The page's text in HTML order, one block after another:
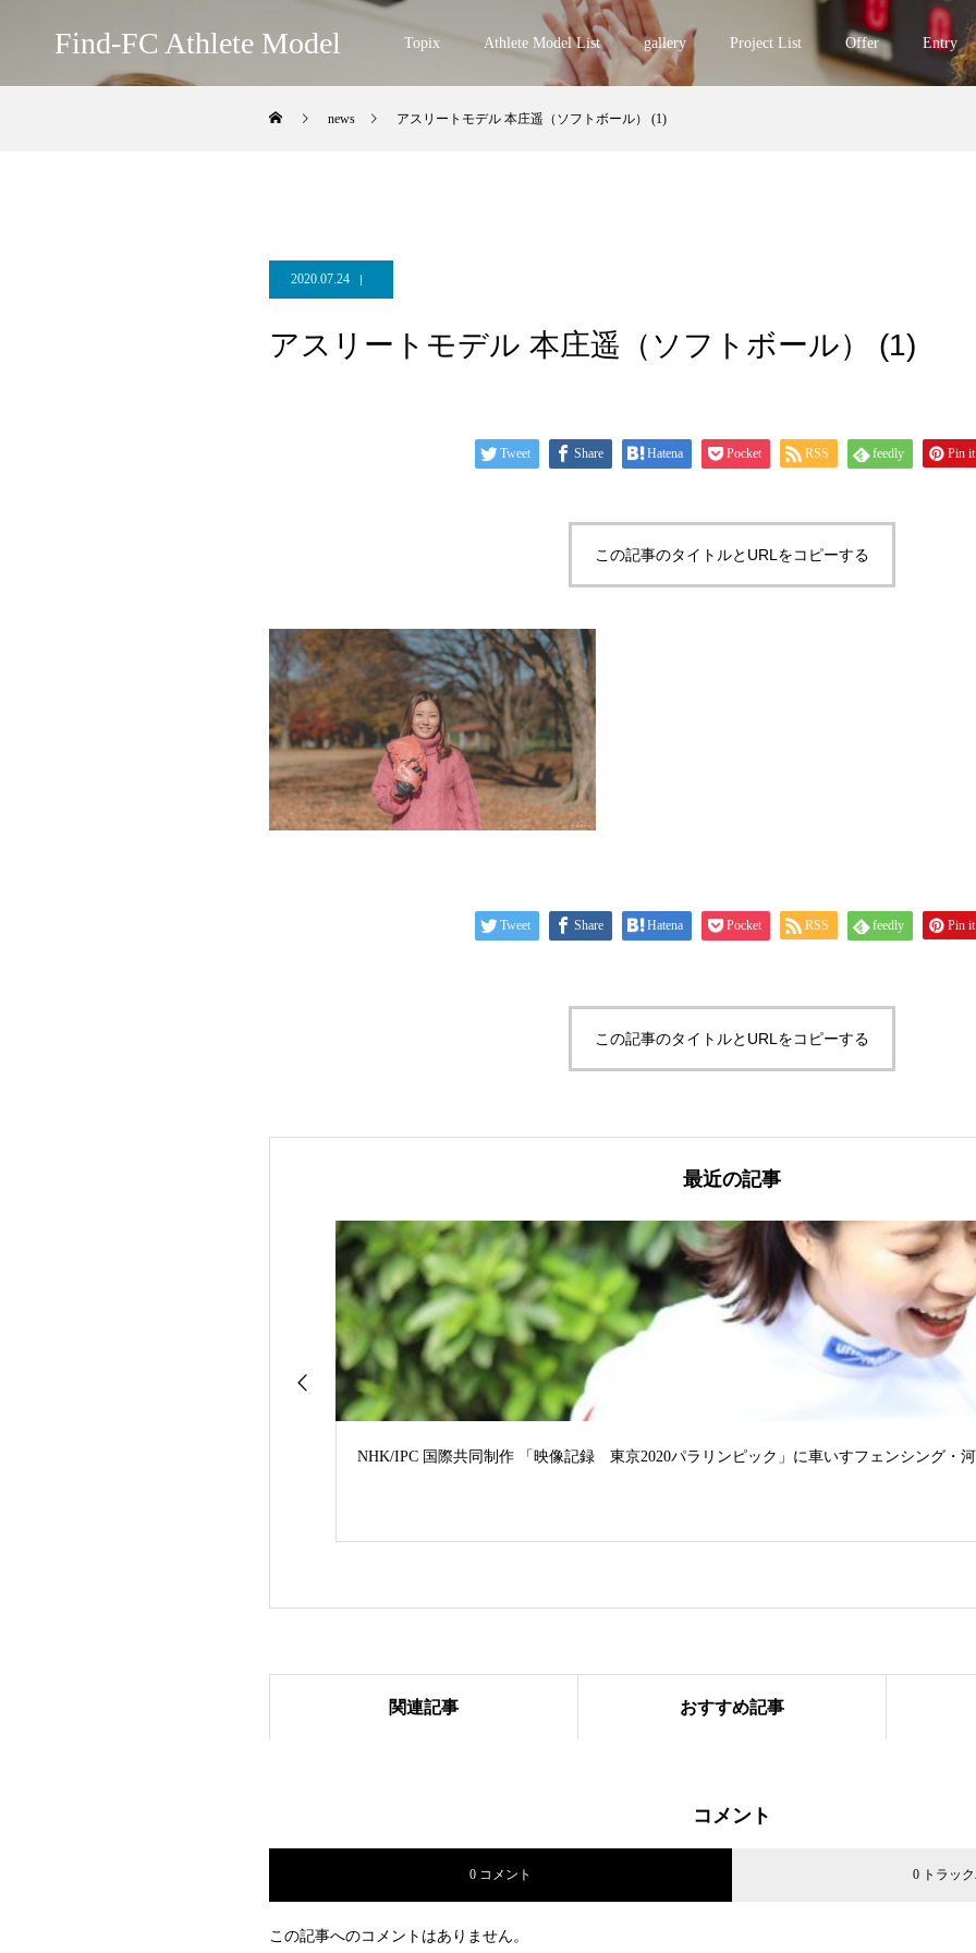
Find-FC Athlete Model Topix Athlete Model List gallery Project List Offer Entry
news アスリートモデル 本庄遥（ソフトボール） (1)
2020.07.24
アスリートモデル 本庄遥（ソフトボール） (1)
Tweet Share Hatena Pocket RSS feedly Pin it
この記事のタイトルとURLをコピーする
Tweet Share Hatena Pocket RSS feedly Pin it
この記事のタイトルとURLをコピーする
最近の記事
NHK/IPC 国際共同制作 「映像記録 東京2020パラリンピック」に車いすフェンシング・
ナーみゃこ、薬剤師ランナーなっちゃんをキャスティング
関連記事 おすすめ記事
コメント
0 コメント 0 トラッ
この記事へのコメントはありません。